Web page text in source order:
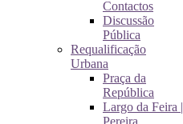
Contactos
Discussão
Pública
Requalificação
Urbana
Praça da
República
Largo da Feira |
Pereira